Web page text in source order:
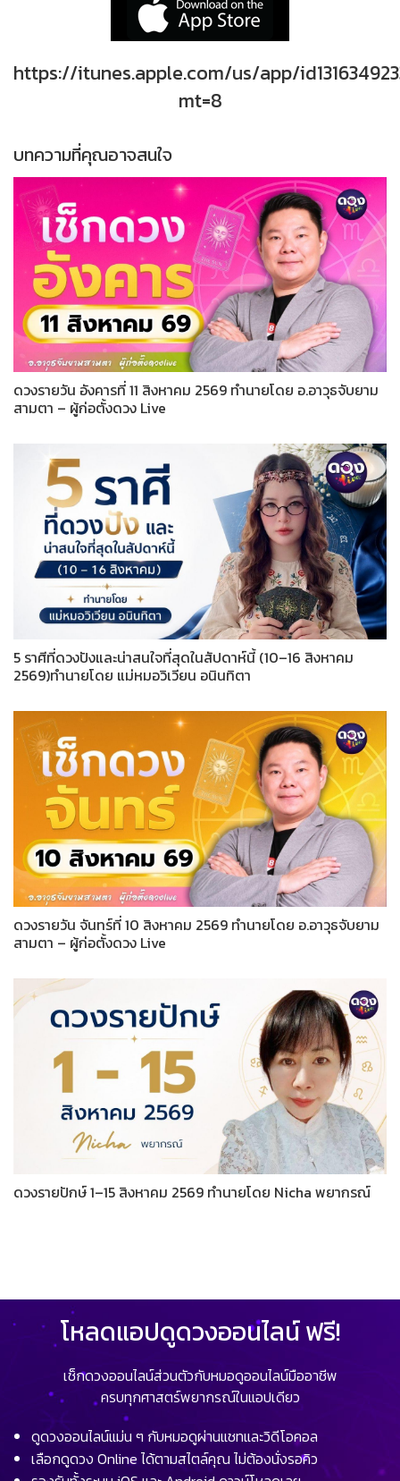
https://itunes.apple.com/us/app/
mt=8
บทความที่คุณอาจสนใจ
ดวงรายวัน อังคารที่ 11 สิงหาคม 2569 ทำนายโดย อ.อาวุธจับยาม
สามตา – ผู้ก่อตั้งดวง Live
5 ราศีที่ดวงปังและน่าสนใจที่สุดในสัปดาห์นี้ (10–16 สิงหาคม
2569)ทำนายโดย แม่หมอวิเวียน อนินทิตา
ดวงรายวัน จันทร์ที่ 10 สิงหาคม 2569 ทำนายโดย อ.อาวุธจับยาม
สามตา – ผู้ก่อตั้งดวง Live
ดวงรายปักษ์ 1–15 สิงหาคม 2569 ทำนายโดย Nicha พยากรณ์
โหลดแอปดูดวงออนไลน์ ฟรี!
เช็กดวงออนไลน์ส่วนตัวกับหมอดูออนไลน์มืออาชีพ
ครบทุกศาสตร์พยากรณ์ในแอปเดียว
ดูดวงออนไลน์แม่น ๆ กับหมอดูผ่านแชทและวิดีโอคอล
เลือกดูดวง Online ได้ตามสไตล์คุณ ไม่ต้องนั่งรอคิว